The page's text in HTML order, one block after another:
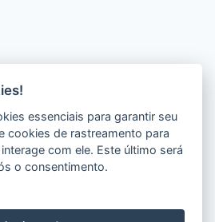
Lopes - HUOL
essenciais para garantir seu
cookies de rastreamento para
com ele. Este último será
o consentimento.